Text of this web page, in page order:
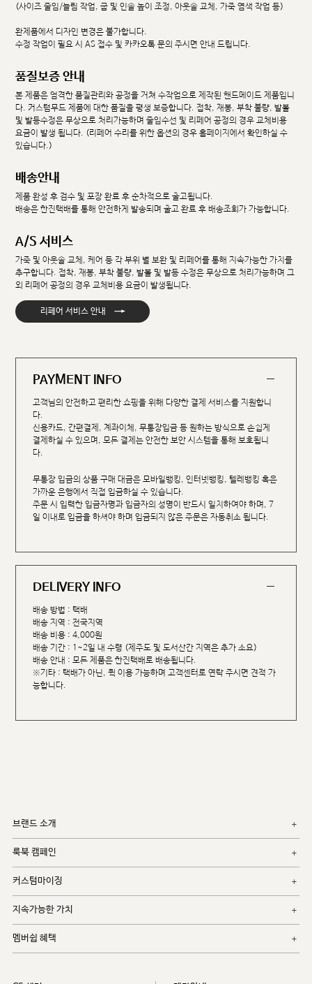
(사이즈 줄임/늘림 작업, 굽 및 인솔 높이 조정, 아웃솔 교체, 가죽 염색 작업 등)
완제품에서 디자인 변경은 불가합니다.
수정 작업이 필요 시 AS 접수 및 카카오톡 문의 주시면 안내 드립니다.
품질보증 안내
본 제품은 엄격한 품질관리와 공정을 거쳐 수작업으로 제작된 핸드메이드 제품입니
다. 커스텀무드 제품에 대한 품질을 평생 보증합니다. 접착, 재봉, 부착 불량, 발볼
및 발등수정은 무상으로 처리가능하며 줄임수선 및 리페어 공정의 경우 교체비용
요금이 발생 됩니다. (리페어 수리를 위한 옵션의 경우 홈페이지에서 확인하실 수
있습니다.)
배송안내
제품 완성 후 검수 및 포장 완료 후 순차적으로 출고됩니다.
배송은 한진택배를 통해 안전하게 발송되며 출고 완료 후 배송조회가 가능합니다.
A/S 서비스
가죽 및 아웃솔 교체, 케어 등 각 부위 별 보완 및 리페어를 통해 지속가능한 가치를
추구합니다. 접착, 재봉, 부착 불량, 발볼 및 발등 수정은 무상으로 처리가능하며 그
외 리페어 공정의 경우 교체비용 요금이 발생됩니다.
리페어 서비스 안내 →
PAYMENT INFO
고객님의 안전하고 편리한 쇼핑을 위해 다양한 결제 서비스를 지원합니
다.
신용카드, 간편결제, 계좌이체, 무통장입금 등 원하는 방식으로 손쉽게
결제하실 수 있으며, 모든 결제는 안전한 보안 시스템을 통해 보호됩니
다.
무통장 입금의 상품 구매 대금은 모바일뱅킹, 인터넷뱅킹, 텔레뱅킹 혹은
가까운 은행에서 직접 입금하실 수 있습니다.
주문 시 입력한 입금자명과 입금자의 성명이 반드시 일치하여야 하며, 7
일 이내로 입금을 하셔야 하며 입금되지 않은 주문은 자동취소 됩니다.
DELIVERY INFO
배송 방법 : 택배
배송 지역 : 전국지역
배송 비용 : 4,000원
배송 기간 : 1~2일 내 수령 (제주도 및 도서산간 지역은 추가 소요)
배송 안내 : 모든 제품은 한진택배로 배송됩니다.
※기타 : 택배가 아닌, 퀵 이용 가능하며 고객센터로 연락 주시면 견적 가
능합니다.
브랜드 소개
룩북 캠페인
커스텀마이징
지속가능한 가치
멤버쉽 혜택